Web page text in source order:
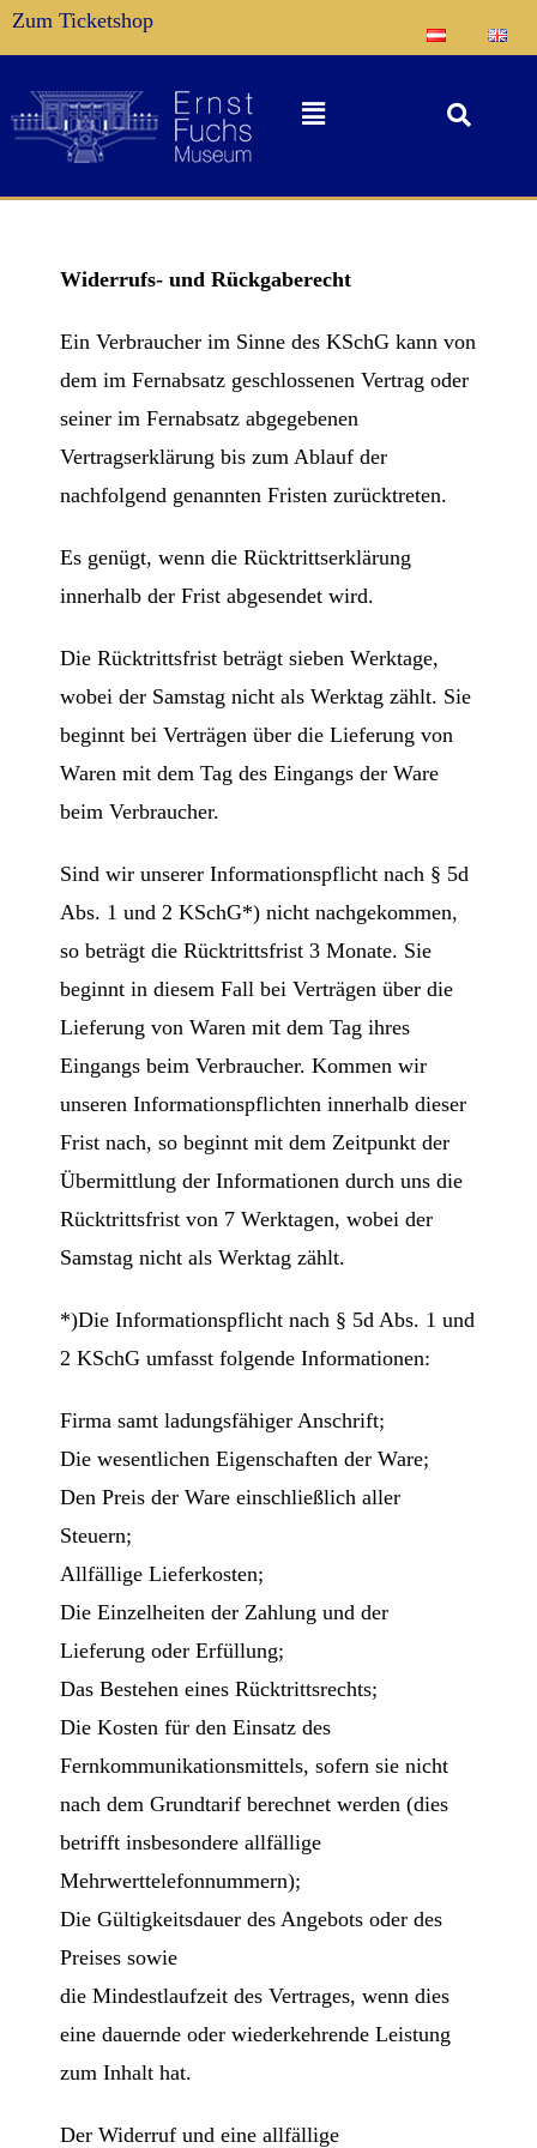
Zum Ticketshop
Widerrufs- und Rückgaberecht
Ein Verbraucher im Sinne des KSchG kann von
dem im Fernabsatz geschlossenen Vertrag oder
seiner im Fernabsatz abgegebenen
Vertragserklärung bis zum Ablauf der
nachfolgend genannten Fristen zurücktreten.
Es genügt, wenn die Rücktrittserklärung
innerhalb der Frist abgesendet wird.
Die Rücktrittsfrist beträgt sieben Werktage,
wobei der Samstag nicht als Werktag zählt. Sie
beginnt bei Verträgen über die Lieferung von
Waren mit dem Tag des Eingangs der Ware
beim Verbraucher.
Sind wir unserer Informationspflicht nach § 5d
Abs. 1 und 2 KSchG*) nicht nachgekommen,
so beträgt die Rücktrittsfrist 3 Monate. Sie
beginnt in diesem Fall bei Verträgen über die
Lieferung von Waren mit dem Tag ihres
Eingangs beim Verbraucher. Kommen wir
unseren Informationspflichten innerhalb dieser
Frist nach, so beginnt mit dem Zeitpunkt der
Übermittlung der Informationen durch uns die
Rücktrittsfrist von 7 Werktagen, wobei der
Samstag nicht als Werktag zählt.
*)Die Informationspflicht nach § 5d Abs. 1 und
2 KSchG umfasst folgende Informationen:
Firma samt ladungsfähiger Anschrift;
Die wesentlichen Eigenschaften der Ware;
Den Preis der Ware einschließlich aller
Steuern;
Allfällige Lieferkosten;
Die Einzelheiten der Zahlung und der
Lieferung oder Erfüllung;
Das Bestehen eines Rücktrittsrechts;
Die Kosten für den Einsatz des
Fernkommunikationsmittels, sofern sie nicht
nach dem Grundtarif berechnet werden (dies
betrifft insbesondere allfällige
Mehrwerttelefonnummern);
Die Gültigkeitsdauer des Angebots oder des
Preises sowie
die Mindestlaufzeit des Vertrages, wenn dies
eine dauernde oder wiederkehrende Leistung
zum Inhalt hat.
Der Widerruf und eine allfällige